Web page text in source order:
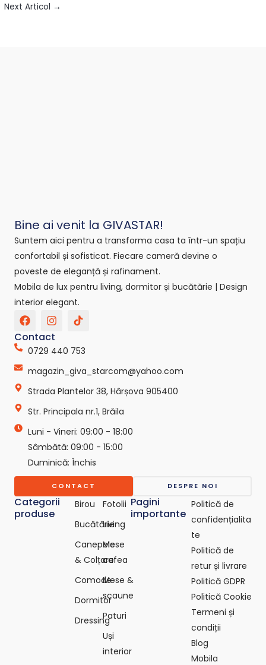
Next Articol →
Bine ai venit la GIVASTAR!
Suntem aici pentru a transforma casa ta într-un spațiu
confortabil și sofisticat. Fiecare cameră devine o
poveste de eleganță și rafinament.
Mobila de lux pentru living, dormitor și bucătărie | Design
interior elegant.
F
a
c
e
b
o
o
k
I
n
s
t
a
g
r
a
T
i
t
o
k
-
s
g
e
p
o
-
c
o
m
Categorii
produse
Birou
Bucătărie
Canepele
& Colțare
Comode
Dormitor
Dressing
Fotolii
Living
Mese
cafea
Mese &
scaune
Paturi
Uși
interior
Pagini
importante
Politică de
confidențialita
te
Politică de
retur și livrare
Politică GDPR
Politică Cookie
Termeni și
condiții
Blog
Mobila
Contact
0729 440 753
magazin_giva_starcom@yahoo.com
Strada Plantelor 38, Hârșova 905400
Str. Principala nr.1, Brăila
Luni - Vineri: 09:00 - 18:00
Sâmbătă: 09:00 - 15:00
Duminică: Închis
CONTACT DESPRE NOI